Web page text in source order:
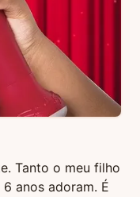
Tanto o meu filho
anos adoram. É